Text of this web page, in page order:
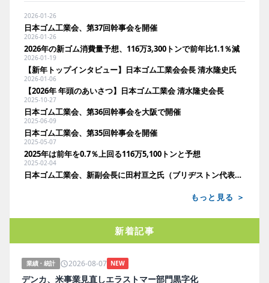
2026-01-26
日本ゴム工業会、第37回幹事会を開催
2026-01-26
2026年の新ゴム消費量予想、116万3,300トンで前年比1.1％減
2026-01-19
【新年トップインタビュー】日本ゴム工業会会長 清水隆史氏
2026-01-06
【2026年 年頭のあいさつ】日本ゴム工業会 清水隆史会長
2025-10-27
日本ゴム工業会、第36回幹事会を大阪で開催
2025-06-09
日本ゴム工業会、第35回幹事会を開催
2025-05-07
2025年は前年を0.7％上回る116万5,100トンと予想
2025-02-04
日本ゴム工業会、新副会長に田村亘之氏（ブリヂストン代表執行役副社長）
もっと見る ＞
新着記事
業績・統計 2026-08-07 NEW
デンカ、米事業見直しエラストマー部門黒字化